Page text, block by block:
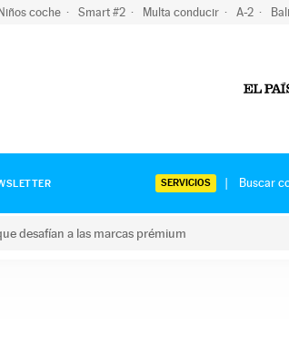
Niños coche Smart #2 Multa conducir A-2
SERVICIOS
desafían a las marcas prémium